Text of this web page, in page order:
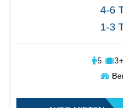
4-6
1-3
5